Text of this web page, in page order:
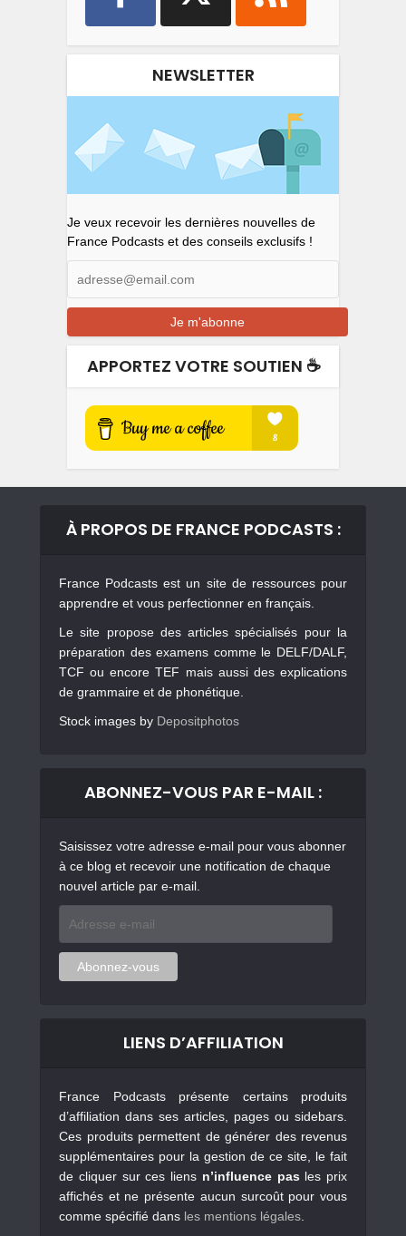
NEWSLETTER
Je veux recevoir les dernières nouvelles de
France Podcasts et des conseils exclusifs !
APPORTEZ VOTRE SOUTIEN ☕️
À PROPOS DE FRANCE PODCASTS :
France Podcasts est un site de ressources pour
apprendre et vous perfectionner en français.
Le site propose des articles spécialisés pour la
préparation des examens comme le DELF/DALF,
TCF ou encore TEF mais aussi des explications
de grammaire et de phonétique.
Stock images by Depositphotos
ABONNEZ-VOUS PAR E-MAIL :
Saisissez votre adresse e-mail pour vous abonner
à ce blog et recevoir une notification de chaque
nouvel article par e-mail.
mail
Abonnez-vous
LIENS D’AFFILIATION
France Podcasts présente certains produits
d’affiliation dans ses articles, pages ou sidebars.
Ces produits permettent de générer des revenus
supplémentaires pour la gestion de ce site, le fait
de cliquer sur ces liens n’influence pas les prix
affichés et ne présente aucun surcoût pour vous
comme spécifié dans les mentions légales